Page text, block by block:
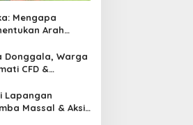
Mengapa
Arah
Donggala, Warga
CFD &
Lapangan
Massal & Aksi